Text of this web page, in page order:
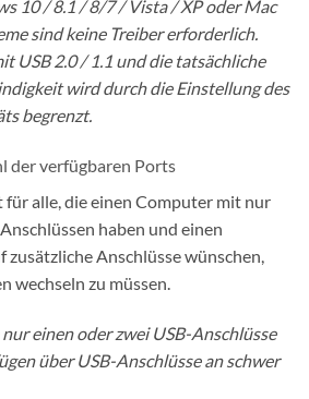
10 / 8.1 / 8/7 / Vista / XP oder Mac
sind keine Treiber erforderlich.
USB 2.0 / 1.1 und die tatsächliche
wird durch die Einstellung des
begrenzt.
der verfügbaren Ports
alle, die einen Computer mit nur
haben und einen
Anschlüsse wünschen,
wechseln zu müssen.
einen oder zwei USB-Anschlüsse
über USB-Anschlüsse an schwer